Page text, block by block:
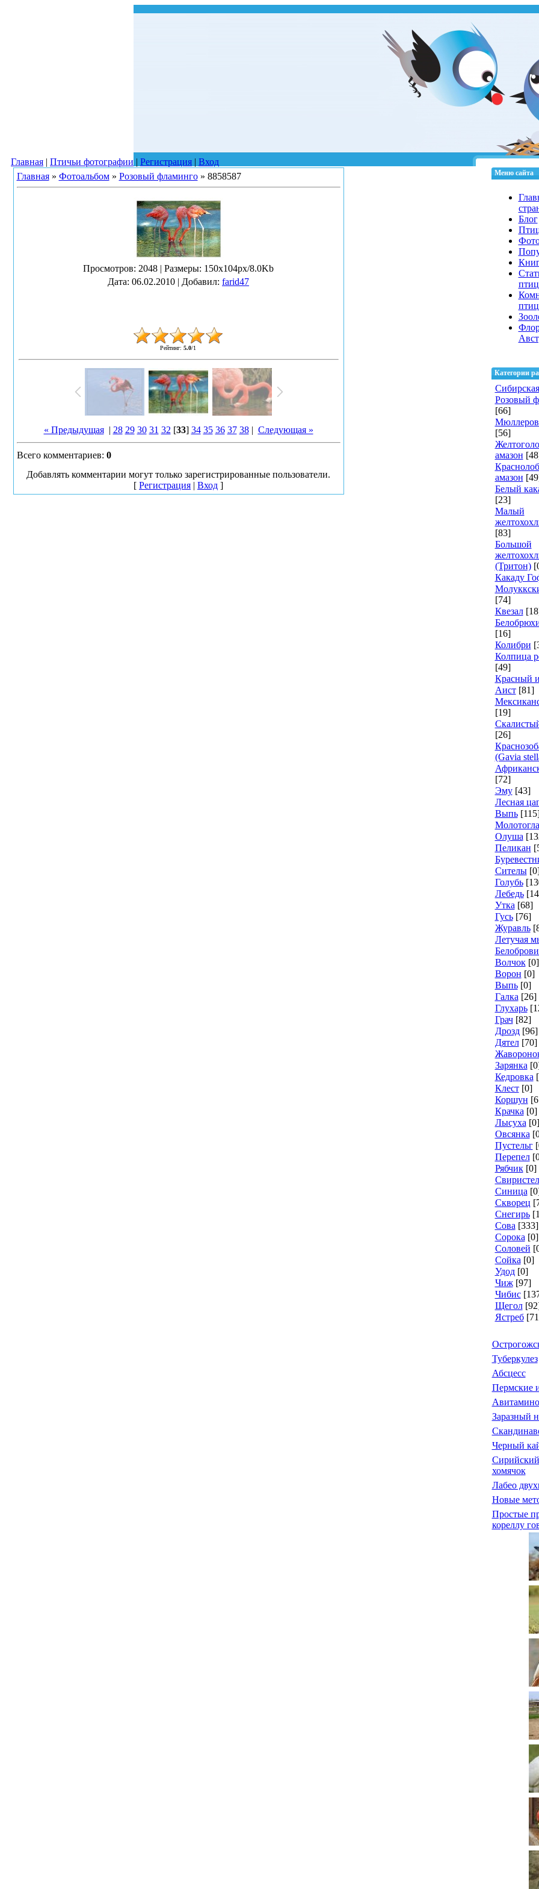
Главная | Птичьи фотографии | Регистрация | Вход
Главная» Фотоальбом» Розовый фламинго» 8858587
Просмотров: 2048 | Размеры: 150x104px/8.0Kb
Дата: 06.02.2010 | Добавил: farid47
Рейтинг: 5.0/1
« Предыдущая| 28 29 30 31 32 [33] 34 35 36 37 38| Следующая »
Всего комментариев: 0
Добавлять комментарии могут только зарегистрированные пользователи.
[ Регистрация | Вход ]
Меню сайта
Блог
Категории
Розовый
[66]
Мюллеров
[56]
амазон
амазон
Белый
[23]
Малый
[83]
Большой
(Тритон)
Какаду
[74]
Квезал
[16]
Колибри
Колпица
[49]
Красный
Аист [81]
[19]
[26]
(Gavia
[72]
Эму [43]
Лесная
Выпь
Олуша
Пеликан
Сителы
Голубь
Лебедь
Утка [68]
Гусь [76]
Журавль
Летучая
Волчок [0]
Ворон [0]
Выпь [0]
Галка [26]
Глухарь
Грач [82]
Дрозд [96]
Дятел [70]
Зарянка
Кедровка
Клест [0]
Коршун
Крачка [0]
Лысуха [0]
Овсянка
Пустельг
Перепел
Рябчик [0]
Синица
Скворец
Снегирь
Сова [333]
Сорока [0]
Соловей
Сойка [0]
Удод [0]
Чиж [97]
Чибис
Щегол
Ястреб
Туберкулез
Абсцесс
Пермские
Заразный
Черный
хомячок
Лабео
Новые
Простые
кореллу